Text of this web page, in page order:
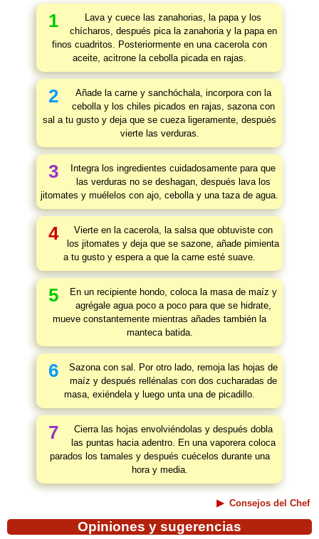
1
Lava y cuece las zanahorias, la papa y los
chícharos, después pica la zanahoria y la papa en
finos cuadritos. Posteriormente en una cacerola con
aceite, acitrone la cebolla picada en rajas.
2
Añade la carne y sanchóchala, incorpora con la
cebolla y los chiles picados en rajas, sazona con
sal a tu gusto y deja que se cueza ligeramente, después
vierte las verduras.
3
Integra los ingredientes cuidadosamente para que
las verduras no se deshagan, después lava los
jitomates y muélelos con ajo, cebolla y una taza de agua.
4
Vierte en la cacerola, la salsa que obtuviste con
los jitomates y deja que se sazone, añade pimienta
a tu gusto y espera a que la carne esté suave.
5
En un recipiente hondo, coloca la masa de maíz y
agrégale agua poco a poco para que se hidrate,
mueve constantemente mientras añades también la
manteca batida.
6
Sazona con sal. Por otro lado, remoja las hojas de
maíz y después rellénalas con dos cucharadas de
masa, exiéndela y luego unta una de picadillo.
7
Cierra las hojas envolviéndolas y después dobla
las puntas hacia adentro. En una vaporera coloca
parados los tamales y después cuécelos durante una
hora y media.
Consejos del Chef
Opiniones y sugerencias